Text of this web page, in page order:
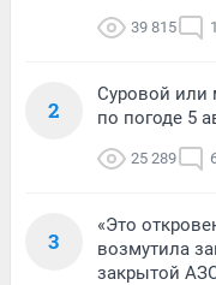
39 815
2
Суровой или
по погоде 5
25 289
3
«Это
возмутила
закрытой